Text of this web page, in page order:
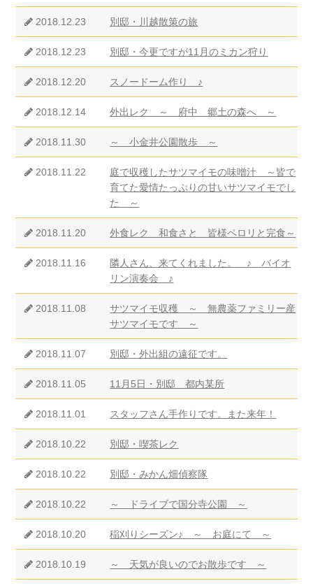
2018.12.23 別邸・川越散策の旅
2018.12.23 別邸・今更ですが11月のミカン狩り
2018.12.20 スノードーム作り ♪
2018.12.14 外出レク ～ 府中 郷土の森へ ～
2018.11.30 ～ 小金井公園散歩 ～
2018.11.22
庭で収穫したサツマイモの味噌汁 ～皆で
育てた愛情たっぷりの甘いサツマイモでし
た ～
2018.11.20 外食レク 和食さと 皆様ペロリと完食～
2018.11.16
隣人さん、来てくれました。 ♪ バイオ
リン演奏会 ♪
2018.11.08
サツマイモ収穫 ～ 無農薬ファミリー産
サツマイモです ～
2018.11.07 別邸・外出組の遠征です。
2018.11.05 11月5日・別邸 都内某所
2018.11.01 スタッフさん手作りです。また来年！
2018.10.22 別邸・喫茶レク
2018.10.22 別邸・みかん畑偵察隊
2018.10.22 ～ ドライブで国分寺公園 ～
2018.10.20 稲刈りシーズン♪ ～ お庭にて ～
2018.10.19 ～ 天気が良いのでお散歩です ～